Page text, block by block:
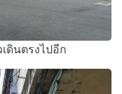
ดินตรงไปอีก